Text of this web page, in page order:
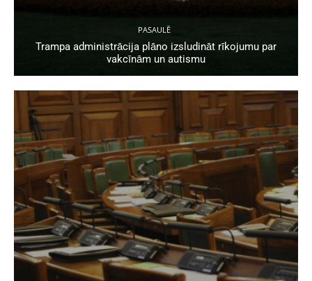
PASAULĒ
Trampa administrācija plāno izsludināt rīkojumu par
vakcīnām un autismu